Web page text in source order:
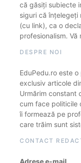
că găsiți subiecte
siguri că înțelegeți
(cu link), ca o
profesionalism. Vă
DESPRE NOI
EduPedu.ro este
exclusiv articole
Urmărim constant
cum face politicile
îi formează pe
care trăim sunt
CONTACT